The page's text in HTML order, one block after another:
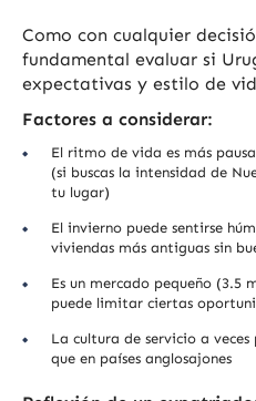
Como con cualquier
fundamental evaluar si
expectativas y estilo de
Factores a considerar:
El ritmo de vida es más
(si buscas la intensidad de
tu lugar)
El invierno puede sentirse
viviendas más antiguas sin
Es un mercado pequeño (3.5
puede limitar ciertas
La cultura de servicio a
que en países anglosajones